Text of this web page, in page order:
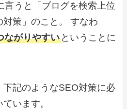
言うと「ブログを検索上位
策」のこと。 すなわ
ながりやすい ということに
下記のようなSEO対策に必
います。